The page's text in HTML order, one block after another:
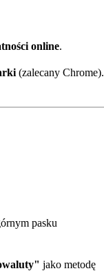
online.
(zalecany Chrome).
pasku
jako metodę